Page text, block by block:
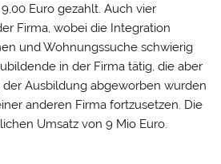
Euro gezahlt. Auch vier
Firma, wobei die Integration
und Wohnungssuche schwierig
in der Firma tätig, die aber
Ausbildung abgeworben wurden
anderen Firma fortzusetzen. Die
Umsatz von 9 Mio Euro.